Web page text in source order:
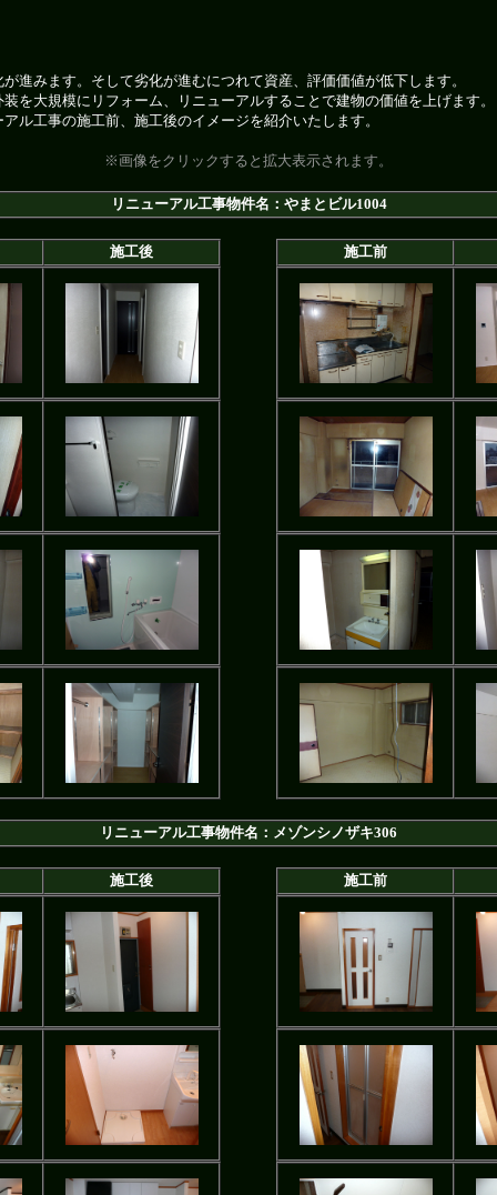
進みます。そして劣化が進むにつれて資産、評価価値が低下します。
を大規模にリフォーム、リニューアルすることで建物の価値を上げます。
ル工事の施工前、施工後のイメージを紹介いたします。
※画像をクリックすると拡大表示されます。
リニューアル工事物件名：やまとビル1004
施工後 施工前
リニューアル工事物件名：メゾンシノザキ306
施工後 施工前